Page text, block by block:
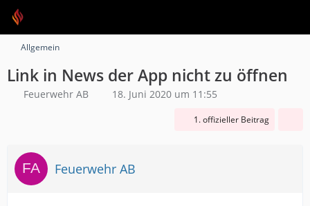
Allgemein
Link in News der App nicht zu öffnen
Feuerwehr AB 18. Juni 2020 um 11:55
1. offizieller Beitrag
Feuerwehr AB